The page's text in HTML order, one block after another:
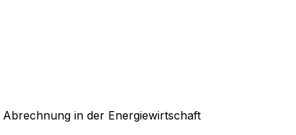
Abrechnung in der Energiewirtschaft